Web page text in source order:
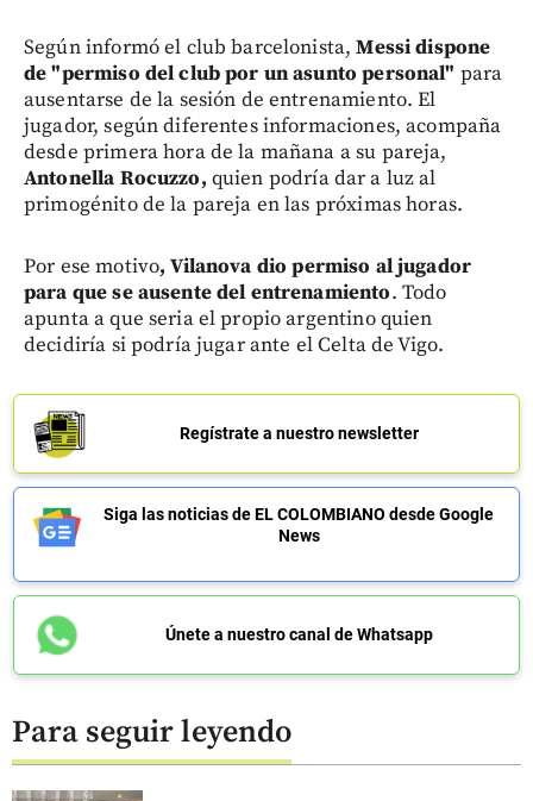
Según informó el club barcelonista,Messi dispone
de "permiso del club por un asunto personal" para
ausentarse de la sesión de entrenamiento. El
jugador, según diferentes informaciones, acompaña
desde primera hora de la mañana a su pareja,
Antonella Rocuzzo, quien podría dar a luz al
primogénito de la pareja en las próximas horas.
Por ese motivo, Vilanova dio permiso al jugador
para que se ausente del entrenamiento. Todo
apunta a que seria el propio argentino quien
decidiría si podría jugar ante el Celta de Vigo.
Regístrate a nuestro newsletter
Siga las noticias de EL COLOMBIANO desde Google
News
Únete a nuestro canal de Whatsapp
Para seguir leyendo